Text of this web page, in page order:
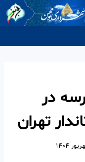
۱۰ مدرسه در
تهران